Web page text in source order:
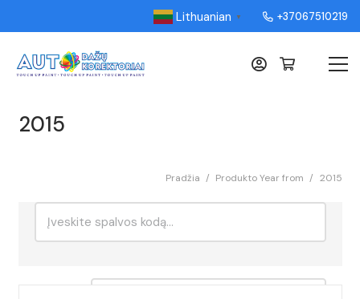
Lithuanian ▼ +37067510219
2015
Pradžia / Produkto Year from / 2015